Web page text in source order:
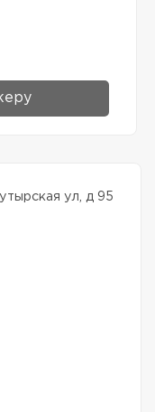
ул, д 95